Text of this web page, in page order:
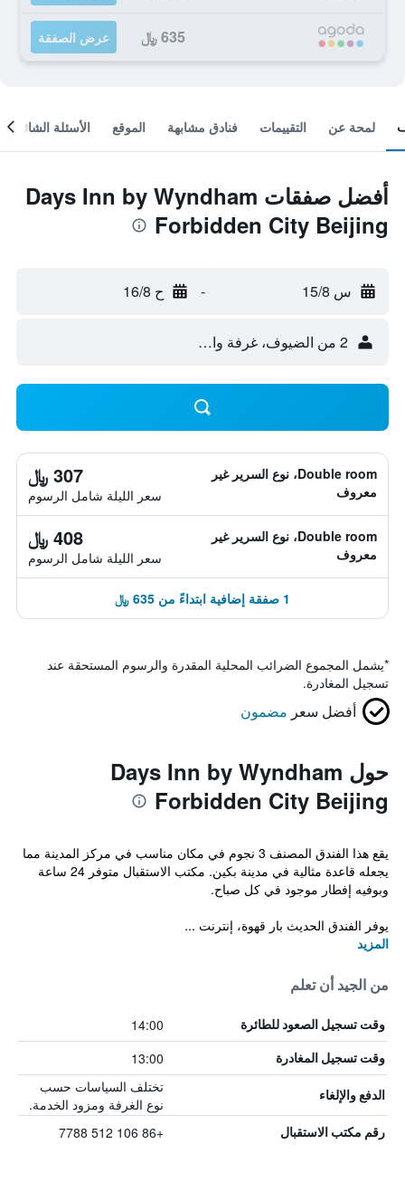
635 ﷼ عرض الصفقة
لمحة عن التقييمات فنادق مشابهة الموقع الأسئلة الشائعة
أفضل صفقات Days Inn by Wyndham
Forbidden City Beijing
س 15/8 - ح 16/8
2 من الضيوف، غرفة واحدة
Double room، نوع السرير غير
معروف
307 ﷼
سعر الليلة شامل الرسوم
Double room، نوع السرير غير
معروف
408 ﷼
سعر الليلة شامل الرسوم
1 صفقة إضافية ابتداءً من 635 ﷼
*يشمل المجموع الضرائب المحلية المقدرة والرسوم المستحقة عند
تسجيل المغادرة.
أفضل سعر مضمون
حول Days Inn by Wyndham
Forbidden City Beijing
يقع هذا الفندق المصنف 3 نجوم في مكان مناسب في مركز المدينة مما
يجعله قاعدة مثالية في مدينة بكين. مكتب الاستقبال متوفر 24 ساعة
وبوفيه إفطار موجود في كل صباح.
يوفر الفندق الحديث بار قهوة، إنترنت ...
المزيد
من الجيد أن تعلم
وقت تسجيل الصعود للطائرة 14:00
وقت تسجيل المغادرة 13:00
الدفع والإلغاء
تختلف السياسات حسب
نوع الغرفة ومزود الخدمة.
رقم مكتب الاستقبال +86 106 512 7788